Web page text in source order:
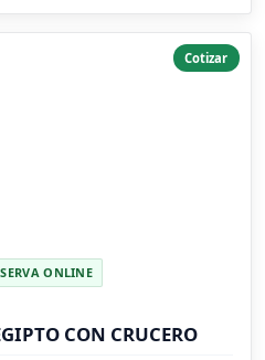
Cotizar
ONLINE
CON CRUCERO